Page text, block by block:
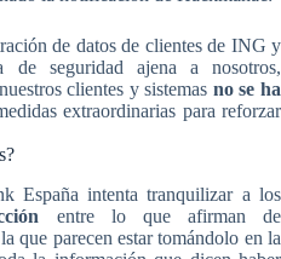
de datos de clientes de ING y
de seguridad ajena a nosotros,
clientes y sistemas no se ha
extraordinarias para reforzar
España intenta tranquilizar a los
entre lo que afirman de
que parecen estar tomándolo en la